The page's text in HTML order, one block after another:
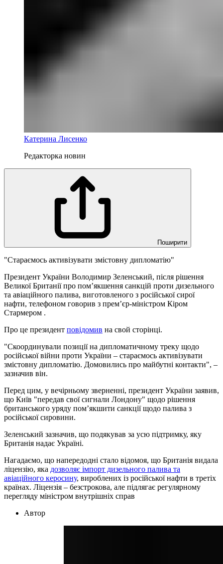
Катерина Лисенко
Редакторка новин
Поширити
"Стараємось активізувати змістовну дипломатію"
Президент України Володимир Зеленський, після рішення
Великої Британії про пом’якшення санкцій проти дизельного
та авіаційного палива, виготовленого з російської сирої
нафти, телефоном говорив з прем’єр-міністром Кіром
Стармером .
Про це президент повідомив на свой сторінці.
"Скоординували позиції на дипломатичному треку щодо
російської війни проти України – стараємось активізувати
змістовну дипломатію. Домовились про майбутні контакти", –
зазначив він.
Перед цим, у вечірньому зверненні, президент України заявив,
що Київ "передав свої сигнали Лондону" щодо рішення
британського уряду пом’якшити санкції щодо палива з
російської сировини.
Зеленський зазначив, що подякував за усю підтримку, яку
Британія надає Україні.
Нагадаємо, що напередодні стало відомоя, що Британія видала
ліцензію, яка дозволяє імпорт дизельного палива та
авіаційного керосину, вироблених із російської нафти в третіх
країнах. Ліцензія – безстрокова, але підлягає регулярному
перегляду міністром внутрішніх справ
Автор